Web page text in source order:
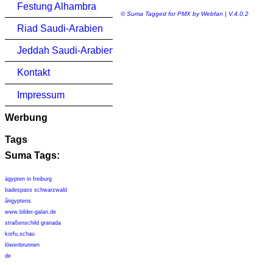
Festung Alhambra
Riad Saudi-Arabien
Jeddah Saudi-Arabien
Kontakt
Impressum
Werbung
Tags
Suma Tags:
ägypten in freiburg
badespass schwarzwald
ã¤gyptens
www.bilder-galari.de
straßenschild granada
korfu,schau
löwenbrunnen
de
© Suma Tagged for PMX by Webfan | V.4.0.2